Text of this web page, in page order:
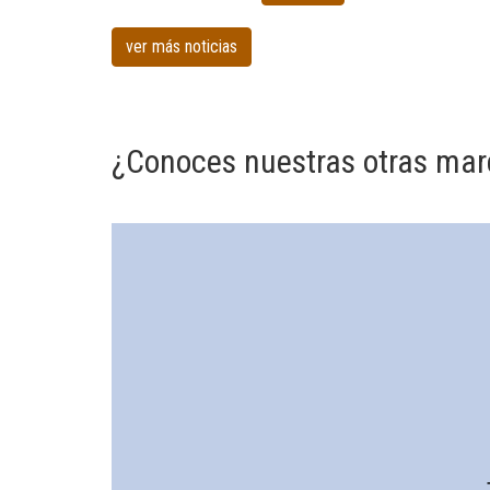
canina
Santurtzi
ver más noticias
¿Conoces nuestras otras